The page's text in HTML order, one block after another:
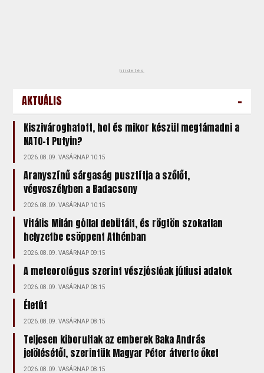
hirdetés
AKTUÁLIS -
Kiszivároghatott, hol és mikor készül megtámadni a
NATO-t Putyin?
2026.08.09. VASÁRNAP 10:15
Aranyszínű sárgaság pusztítja a szőlőt,
végveszélyben a Badacsony
2026.08.09. VASÁRNAP 10:15
Vitális Milán góllal debütált, és rögtön szokatlan
helyzetbe csöppent Athénban
2026.08.09. VASÁRNAP 09:15
A meteorológus szerint vészjóslóak júliusi adatok
2026.08.09. VASÁRNAP 08:15
Életút
2026.08.09. VASÁRNAP 08:15
Teljesen kiborultak az emberek Baka András
jelölésétől, szerintük Magyar Péter átverte őket
2026.08.09. VASÁRNAP 08:15